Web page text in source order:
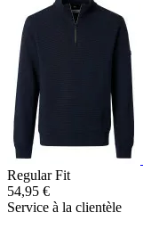
Regular Fit
54,95 €
Service à la clientèle